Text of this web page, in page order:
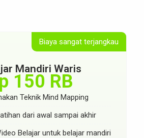
Mandiri Waris
150 RB
Teknik Mind Mapping
dari awal sampai akhir
Belajar untuk belajar mandiri
Biaya sangat terjangkau